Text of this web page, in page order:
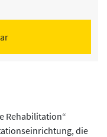
Rehabilitation“
die